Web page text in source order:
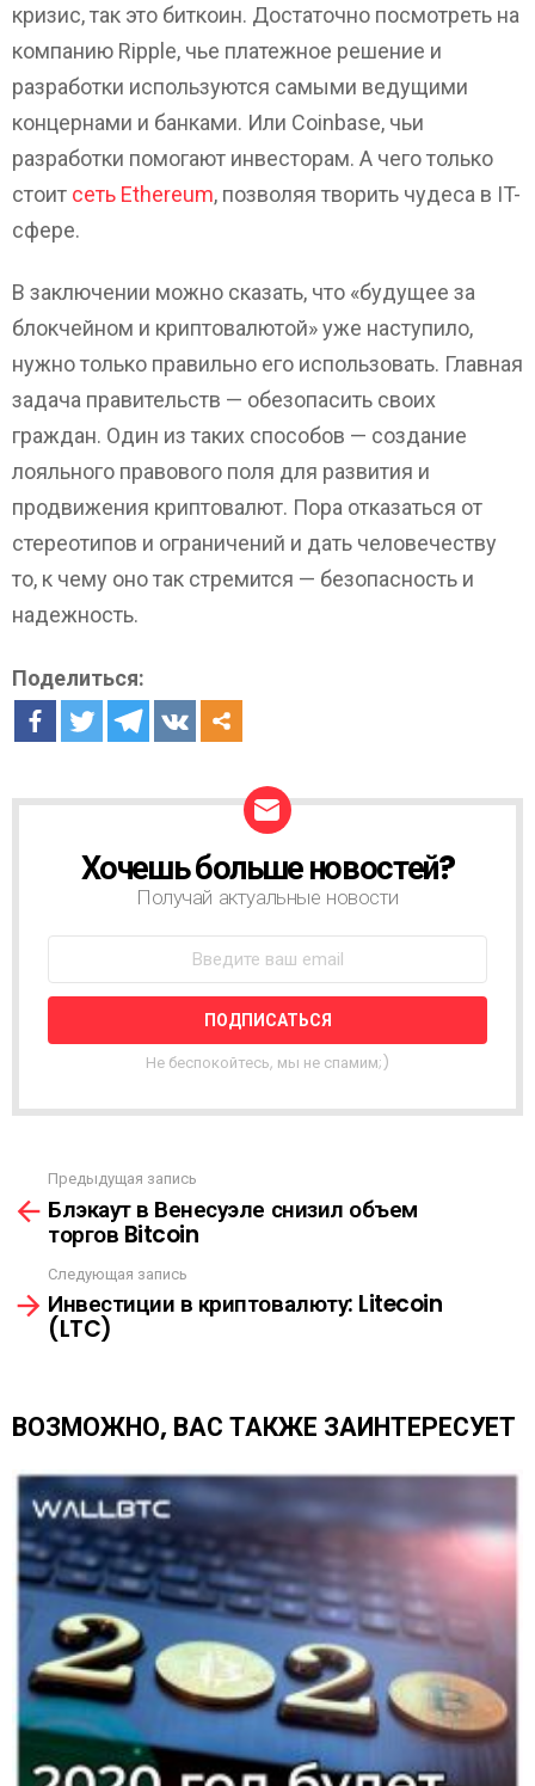
кризис, так это биткоин. Достаточно посмотреть на
компанию Ripple, чье платежное решение и
разработки используются самыми ведущими
концернами и банками. Или Coinbase, чьи
разработки помогают инвесторам. А чего только
стоит сеть Ethereum, позволяя творить чудеса в IT-
сфере.
В заключении можно сказать, что «будущее за
блокчейном и криптовалютой» уже наступило,
нужно только правильно его использовать. Главная
задача правительств — обезопасить своих
граждан. Один из таких способов — создание
лояльного правового поля для развития и
продвижения криптовалют. Пора отказаться от
стереотипов и ограничений и дать человечеству
то, к чему оно так стремится — безопасность и
надежность.
Поделиться:
О
Т
Н
А
Ы
Л
К
А
Хочешь больше новостей?
Получай актуальные новости
Не беспокойтесь, мы не спамим;)
м
е
щ
Предыдущая запись
Блэкаут в Венесуэле снизил объем
торгов Bitcoin
Следующая запись
Инвестиции в криптовалюту: Litecoin
(LTC)
ВОЗМОЖНО, ВАС ТАКЖЕ ЗАИНТЕРЕСУЕТ